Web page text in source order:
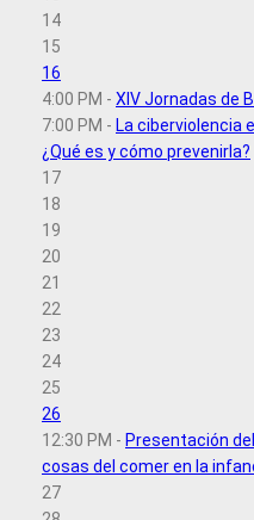
14
15
16
4:00 PM - XIV Jornadas de
7:00 PM - La ciberviolencia
¿Qué es y cómo prevenirla?
17
18
19
20
21
22
23
24
25
26
12:30 PM - Presentación
cosas del comer en la
27